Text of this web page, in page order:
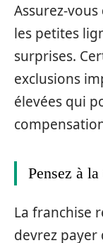
Assurez-
les petites
surprises.
exclusions
élevées qui
Pensez à
La franchise
devrez payer